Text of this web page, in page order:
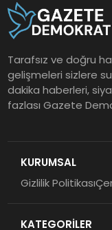
Tarafsız ve doğru
gelişmeleri sizlere
dakika haberleri,
fazlası Gazete
KURUMSAL
Gizlilik Politikası
KATEGORİLER